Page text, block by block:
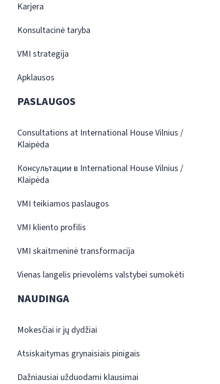
Karjera
Konsultacinė taryba
VMI strategija
Apklausos
PASLAUGOS
Consultations at International House Vilnius /
Klaipėda
Консультации в International House Vilnius /
Klaipėda
VMI teikiamos paslaugos
VMI kliento profilis
VMI skaitmeninė transformacija
Vienas langelis prievolėms valstybei sumokėti
NAUDINGA
Mokesčiai ir jų dydžiai
Atsiskaitymas grynaisiais pinigais
Dažniausiai užduodami klausimai